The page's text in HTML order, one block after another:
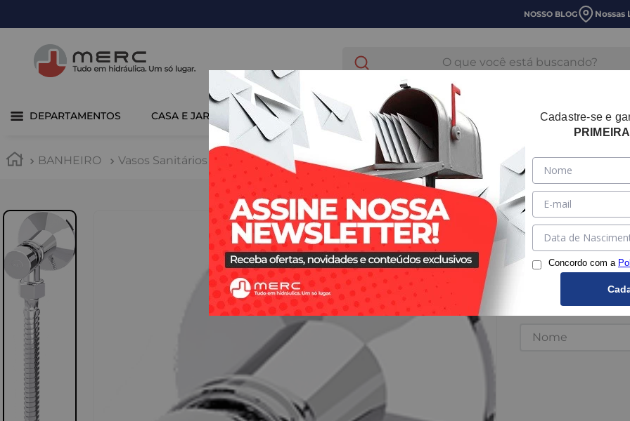
NOSSO BLOG Nossas
DEPARTAMENTOS CASA E JARDIM COZINHA E LAVANDERIA HIDRÁULICA TUBOS E CONEXOES
BANHEIRO Vasos Sanitários e Bidês Válvulas de Mictório
Válvula
Flexível
Este produto não
Quero que me
Cadastre-se e
Concordo com a